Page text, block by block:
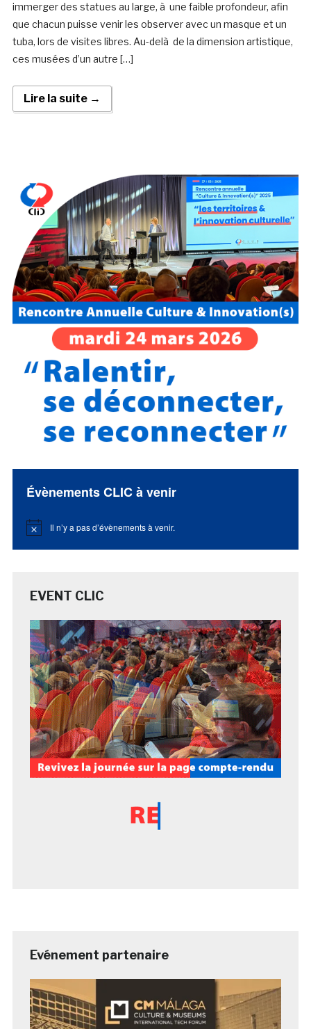
immerger des statues au large, à une faible profondeur, afin
que chacun puisse venir les observer avec un masque et un
tuba, lors de visites libres. Au-delà de la dimension artistique,
ces musées d’un autre […]
Lire la suite →
Évènements CLIC à venir
Notice Il n’y a pas d’évènements à venir.
EVENT CLIC
Evénement partenaire